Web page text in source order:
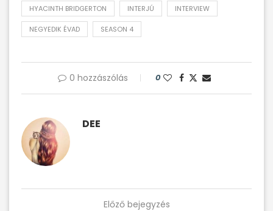
HYACINTH BRIDGERTON INTERJÚ INTERVIEW
NEGYEDIK ÉVAD SEASON 4
0 hozzászólás 0
DEE
Előző bejegyzés